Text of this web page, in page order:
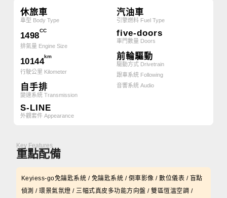
休旅車
車型 Body Type
1498
CC
排氣量 Engine Size
10144
km
行駛公里 Kilometer
自手排
變速系統 Transmission
S-LINE
外觀套件 Appearance
汽油車
引擎燃料 Fuel Type
five-doors
車門數量 Doors
前輪驅動
驅動方式 Drivetrain
跟車系統 Following
音響系統 Audio
Key Features
重點配備
Keyiess-go免鑰匙系統 / 免鑰匙系統 / 倒車影像 / 數位儀表 / 盲點
偵測 / 環景氣氛燈 / 三幅式真皮多功能方向盤 / 雙區恆溫空調 /